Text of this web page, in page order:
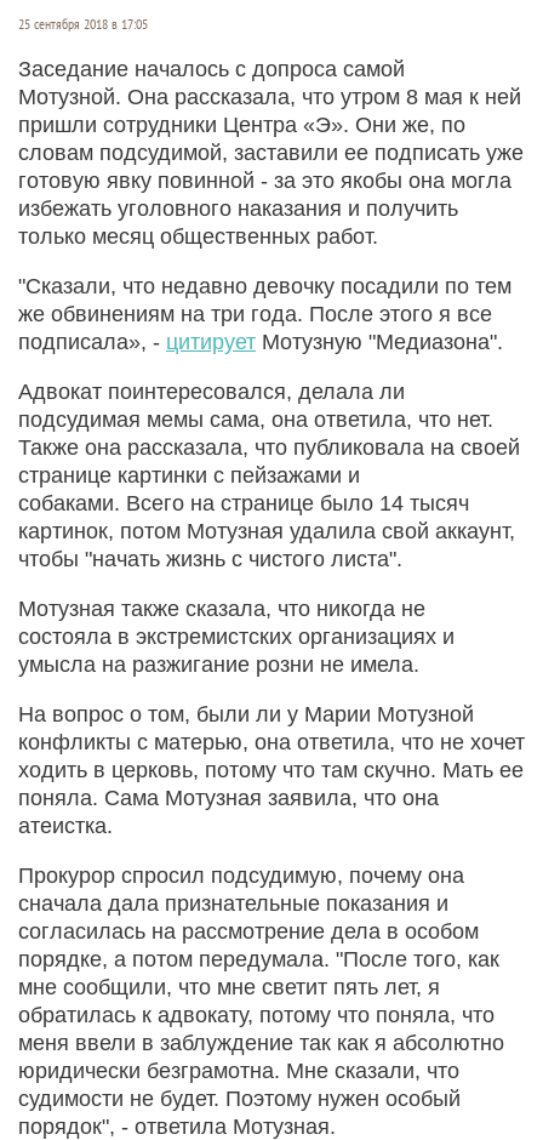
25 сентября 2018 в 17:05
Заседание началось с допроса самой
Мотузной. Она рассказала, что утром 8 мая к ней
пришли сотрудники Центра «Э». Они же, по
словам подсудимой, заставили ее подписать уже
готовую явку повинной - за это якобы она могла
избежать уголовного наказания и получить
только месяц общественных работ.
"Сказали, что недавно девочку посадили по тем
же обвинениям на три года. После этого я все
подписала», - цитирует Мотузную "Медиазона".
Адвокат поинтересовался, делала ли
подсудимая мемы сама, она ответила, что нет.
Также она рассказала, что публиковала на своей
странице картинки с пейзажами и
собаками. Всего на странице было 14 тысяч
картинок, потом Мотузная удалила свой аккаунт,
чтобы "начать жизнь с чистого листа".
Мотузная также сказала, что никогда не
состояла в экстремистских организациях и
умысла на разжигание розни не имела.
На вопрос о том, были ли у Марии Мотузной
конфликты с матерью, она ответила, что не хочет
ходить в церковь, потому что там скучно. Мать ее
поняла. Сама Мотузная заявила, что она
атеистка.
Прокурор спросил подсудимую, почему она
сначала дала признательные показания и
согласилась на рассмотрение дела в особом
порядке, а потом передумала. "После того, как
мне сообщили, что мне светит пять лет, я
обратилась к адвокату, потому что поняла, что
меня ввели в заблуждение так как я абсолютно
юридически безграмотна. Мне сказали, что
судимости не будет. Поэтому нужен особый
порядок", - ответила Мотузная.